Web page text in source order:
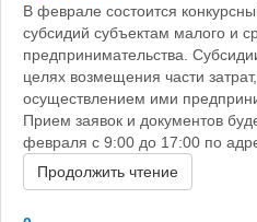
В феврале состоится
субсидий субъектам малого и
предпринимательства.
целях возмещения части
осуществлением ими
Прием заявок и документов
февраля с 9:00 до 17:00 по
Продолжить чтение